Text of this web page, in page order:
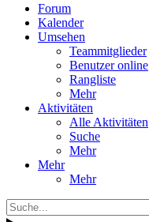
Forum
Kalender
Umsehen
Teammitglieder
Benutzer online
Rangliste
Mehr
Aktivitäten
Alle Aktivitäten
Suche
Mehr
Mehr
Mehr